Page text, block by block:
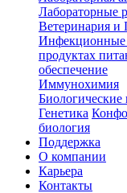
Лабораторные
Ветеринария
Инфекционные
продуктах
обеспечение
Иммунохимия
Генетика
биология
Поддержка
О компании
Карьера
Контакты